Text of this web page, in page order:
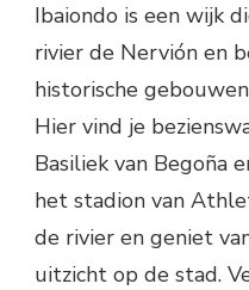
Ibaiondo is een wijk
rivier de Nervión en
historische
Hier vind je
Basiliek van Begoña
het stadion van
de rivier en geniet
uitzicht op de stad.